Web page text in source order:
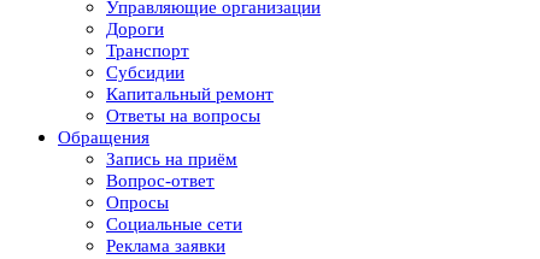
Управляющие организации
Дороги
Транспорт
Субсидии
Капитальный ремонт
Ответы на вопросы
Обращения
Запись на приём
Вопрос-ответ
Опросы
Социальные сети
Реклама заявки